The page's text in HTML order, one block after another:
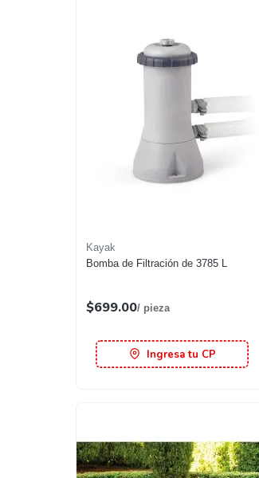
Kayak
Bomba de Filtración de 3785 L
$699.00/ pieza
Ingresa tu CP